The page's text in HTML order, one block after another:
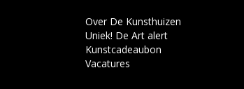
info@kunsthuisleiden.nlOver De Kunsthuizen
Uniek! De Art alert
Kunstcadeaubon
Vacatures